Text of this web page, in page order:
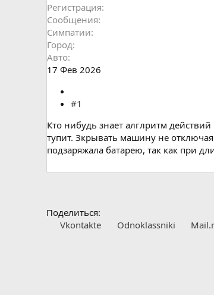
Регистрация
Сообщения
Симпатии
Город
Авто
17 Фев 2026
#1
Кто нибудь знает алглритм
тупит. Зкрывать машину не
подзаряжала батарею, так как при
Поделиться:
Vkontakte
Odnoklassniki